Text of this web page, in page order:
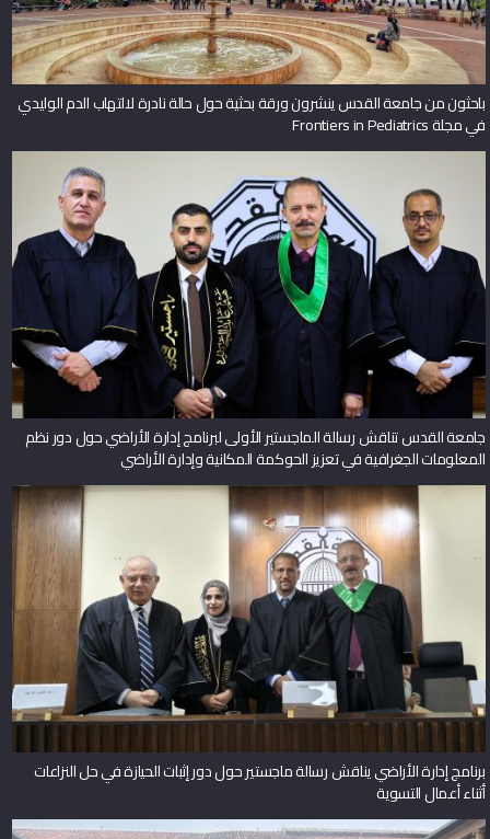
باحثون من جامعة القدس ينشرون ورقة بحثية حول حالة نادرة لالتهاب الدم الوليدي
في مجلة Frontiers in Pediatrics
جامعة القدس تناقش رسالة الماجستير الأولى لبرنامج إدارة الأراضي حول دور نظم
المعلومات الجغرافية في تعزيز الحوكمة المكانية وإدارة الأراضي
برنامج إدارة الأراضي يناقش رسالة ماجستير حول دور إثبات الحيازة في حل النزاعات
أثناء أعمال التسوية